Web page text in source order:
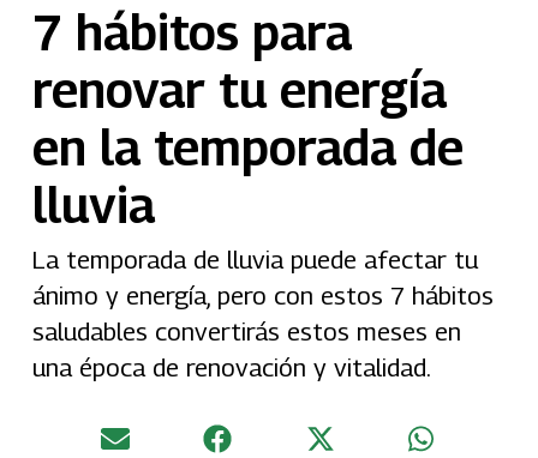
7 hábitos para
renovar tu energía
en la temporada de
lluvia
La temporada de lluvia puede afectar tu
ánimo y energía, pero con estos 7 hábitos
saludables convertirás estos meses en
una época de renovación y vitalidad.